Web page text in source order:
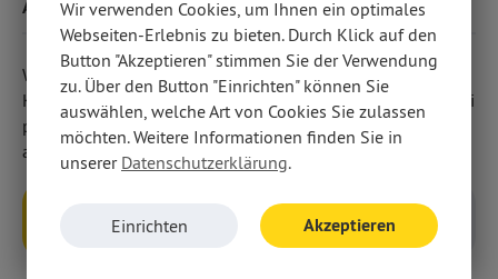
Funk-Zentralverriegelung.
Ausstattung
Wir weisen darauf hin, dass wir den Abschluss eines
Kaufvertrages zu diesem Angebot ausschließlich vor Ort bei
persönlicher Anwesenheit in unseren Geschäftsräumen
anbieten.
Anfragen Rückruf
Wir verwenden Cookies, um Ihnen ein optimales
Webseiten-Erlebnis zu bieten. Durch Klick auf den
Button "Akzeptieren" stimmen Sie der Verwendung
zu. Über den Button "Einrichten" können Sie
auswählen, welche Art von Cookies Sie zulassen
möchten. Weitere Informationen finden Sie in
unserer Datenschutzerklärung.
Einrichten Akzeptieren